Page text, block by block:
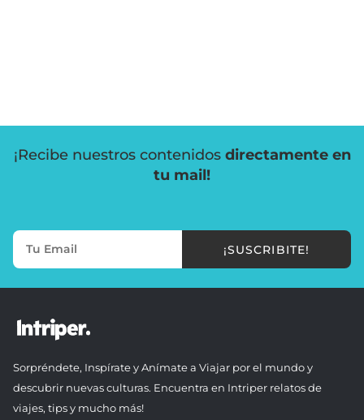
¡Recibe nuestros contenidos directamente en
tu mail!
¡SUSCRIBITE!
Sorpréndete, Inspírate y Anímate a Viajar por el mundo y
descubrir nuevas culturas. Encuentra en Intriper relatos de
viajes, tips y mucho más!